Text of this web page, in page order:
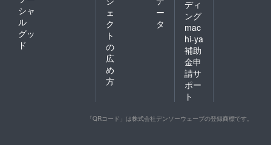
シャ
ル
グッ
ド
ェ
ク
ト
の
広
め
方
ー
タ
ディ
ング
mac
hi-ya
補助
金申
請サ
ポー
ト
「QRコード」は株式会社デンソーウェーブの登録商標です。